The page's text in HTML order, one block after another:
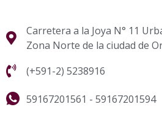
Carretera a la Joya N° 11
Zona Norte de la ciudad de
(+591-2) 5238916
59167201561 - 59167201594